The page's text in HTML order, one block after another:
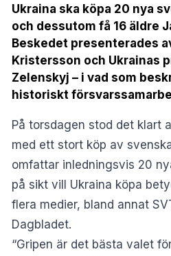
Ukraina ska köpa 20 nya
och dessutom få 16 äldre
Beskedet presenterades
Kristersson och Ukrainas
Zelenskyj – i vad som
historiskt
På torsdagen stod det klart
med ett stort köp av
omfattar inledningsvis 20
på sikt vill Ukraina köpa
flera medier, bland annat
Dagbladet.
“Gripen är det bästa valet